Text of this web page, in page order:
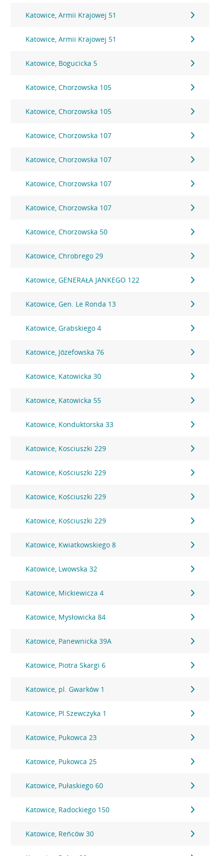
Katowice, Armii Krajowej 51
Katowice, Armii Krajowej 51
Katowice, Bogucicka 5
Katowice, Chorzowska 105
Katowice, Chorzowska 105
Katowice, Chorzowska 107
Katowice, Chorzowska 107
Katowice, Chorzowska 107
Katowice, Chorzowska 107
Katowice, Chorzowska 50
Katowice, Chrobrego 29
Katowice, GENERAŁA JANKEGO 122
Katowice, Gen. Le Ronda 13
Katowice, Grabskiego 4
Katowice, Józefowska 76
Katowice, Katowicka 30
Katowice, Katowicka 55
Katowice, Konduktorska 33
Katowice, Kosciuszki 229
Katowice, Kościuszki 229
Katowice, Kościuszki 229
Katowice, Kościuszki 229
Katowice, Kwiatkowskiego 8
Katowice, Lwowska 32
Katowice, Mickiewicza 4
Katowice, Mysłowicka 84
Katowice, Panewnicka 39A
Katowice, Piotra Skargi 6
Katowice, pl. Gwarków 1
Katowice, Pl.Szewczyka 1
Katowice, Pukowca 23
Katowice, Pukowca 25
Katowice, Pułaskiego 60
Katowice, Radockiego 150
Katowice, Reńców 30